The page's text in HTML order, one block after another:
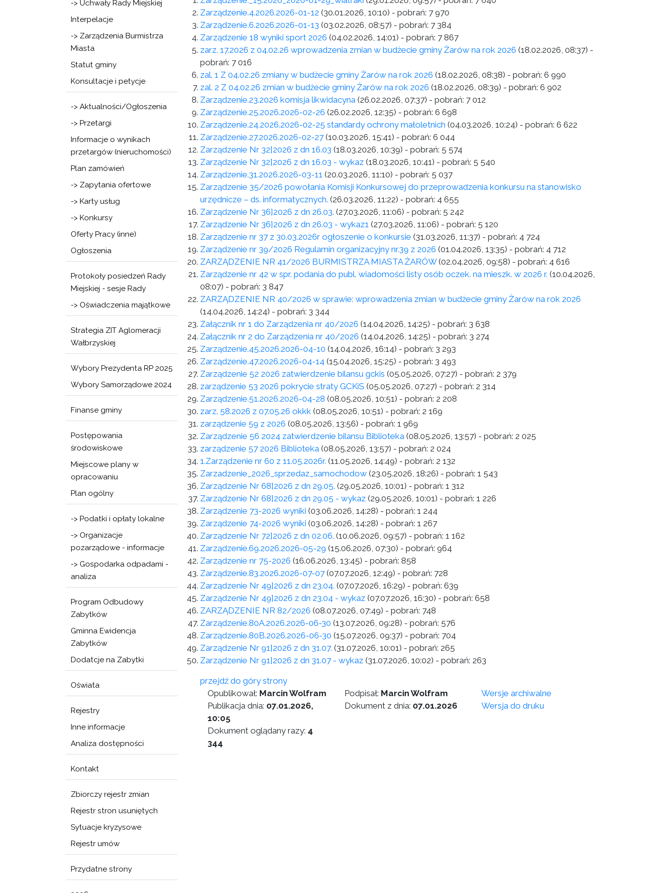
-> Uchwały Rady Miejskiej
Interpelacje
-> Zarządzenia Burmistrza
Miasta
Statut gminy
Konsultacje i petycje
-> Aktualności/Ogłoszenia
-> Przetargi
Informacje o wynikach
przetargów (nieruchomości)
Plan zamówień
-> Zapytania ofertowe
-> Karty usług
-> Konkursy
Oferty Pracy (inne)
Ogłoszenia
Protokoły posiedzeń Rady
Miejskiej - sesje Rady
-> Oświadczenia majątkowe
Strategia ZIT Aglomeracji
Wałbrzyskiej
Wybory Prezydenta RP 2025
Wybory Samorządowe 2024
Finanse gminy
Postępowania
środowiskowe
Miejscowe plany w
opracowaniu
Plan ogólny
-> Podatki i opłaty lokalne
-> Organizacje
pozarządowe - informacje
-> Gospodarka odpadami -
analiza
Program Odbudowy
Zabytków
Gminna Ewidencja
Zabytków
Dodatcje na Zabytki
Oświata
Rejestry
Inne informacje
Analiza dostępności
Kontakt
Zbiorczy rejestr zmian
Rejestr stron usuniętych
Sytuacje kryzysowe
Rejestr umów
Przydatne strony
Zarządzenie.4.2026.2026-01-12 (30.01.2026, 10:10) - pobrań: 7 970
Zarządzenie.6.2026.2026-01-13 (03.02.2026, 08:57) - pobrań: 7 384
Zarządzenie 18 wyniki sport 2026 (04.02.2026, 14:01) - pobrań: 7 867
zarz. 17.2026 z 04.02.26 wprowadzenia zmian w budżecie gminy Żarów na rok 2026 (18.02.2026, 08:37) -
pobrań: 7 016
zal. 1 Z 04.02.26 zmiany w budżecie gminy Żarów na rok 2026 (18.02.2026, 08:38) - pobrań: 6 990
zal. 2 Z 04.02.26 zmian w budżecie gminy Żarów na rok 2026 (18.02.2026, 08:39) - pobrań: 6 902
Zarządzenie.23.2026 komisja likwidacyna (26.02.2026, 07:37) - pobrań: 7 012
Zarządzenie.25.2026.2026-02-26 (26.02.2026, 12:35) - pobrań: 6 698
Zarządzenie.24.2026.2026-02-25 standardy ochrony małoletnich (04.03.2026, 10:24) - pobrań: 6 622
Zarządzenie.27.2026.2026-02-27 (10.03.2026, 15:41) - pobrań: 6 044
Zarządzenie Nr 32]2026 z dn 16.03 (18.03.2026, 10:39) - pobrań: 5 574
Zarządzenie Nr 32]2026 z dn 16.03 - wykaz (18.03.2026, 10:41) - pobrań: 5 540
Zarządzenie.31.2026.2026-03-11 (20.03.2026, 11:10) - pobrań: 5 037
Zarządzenie 35/2026 powołania Komisji Konkursowej do przeprowadzenia konkursu na stanowisko
urzędnicze – ds. informatycznych. (26.03.2026, 11:22) - pobrań: 4 655
Zarządzenie Nr 36]2026 z dn 26.03. (27.03.2026, 11:06) - pobrań: 5 242
Zarządzenie Nr 36]2026 z dn 26.03 - wykaz1 (27.03.2026, 11:06) - pobrań: 5 120
Zarządzenie nr 37 z 30.03.2026r ogłoszenie o konkursie (31.03.2026, 11:37) - pobrań: 4 724
Zarządzenie nr 39/2026 Regulamin organizacyjny nr.39 z 2026 (01.04.2026, 13:35) - pobrań: 4 712
ZARZĄDZENIE NR 41/2026 BURMISTRZA MIASTA ŻARÓW (02.04.2026, 09:58) - pobrań: 4 616
Zarządzenie nr 42 w spr. podania do publ. wiadomości listy osób oczek. na mieszk. w 2026 r. (10.04.2026,
08:07) - pobrań: 3 847
ZARZĄDZENIE NR 40/2026 w sprawie: wprowadzenia zmian w budżecie gminy Żarów na rok 2026
(14.04.2026, 14:24) - pobrań: 3 344
Załącznik nr 1 do Zarządzenia nr 40/2026 (14.04.2026, 14:25) - pobrań: 3 638
Załącznik nr 2 do Zarządzenia nr 40/2026 (14.04.2026, 14:25) - pobrań: 3 274
Zarządzenie.45.2026.2026-04-10 (14.04.2026, 16:14) - pobrań: 3 293
Zarządzenie.47.2026.2026-04-14 (15.04.2026, 15:25) - pobrań: 3 493
Zarządzenie 52 2026 zatwierdzenie bilansu gckis (05.05.2026, 07:27) - pobrań: 2 379
zarządzenie 53 2026 pokrycie straty GCKiS (05.05.2026, 07:27) - pobrań: 2 314
Zarządzenie.51.2026.2026-04-28 (08.05.2026, 10:51) - pobrań: 2 208
zarz. 58.2026 z 07.05.26 okkk (08.05.2026, 10:51) - pobrań: 2 169
zarządzenie 59 z 2026 (08.05.2026, 13:56) - pobrań: 1 969
Zarządzenie 56 2024 zatwierdzenie bilansu Biblioteka (08.05.2026, 13:57) - pobrań: 2 025
zarządzenie 57 2026 Biblioteka (08.05.2026, 13:57) - pobrań: 2 024
1.Zarządzenie nr 60 z 11.05.2026r. (11.05.2026, 14:49) - pobrań: 2 132
Zarzadzenie_2026_sprzedaz_samochodow (23.05.2026, 18:26) - pobrań: 1 543
Zarządzenie Nr 68]2026 z dn 29.05. (29.05.2026, 10:01) - pobrań: 1 312
Zarządzenie Nr 68]2026 z dn 29.05 - wykaz (29.05.2026, 10:01) - pobrań: 1 226
Zarządzenie 73-2026 wyniki (03.06.2026, 14:28) - pobrań: 1 244
Zarządzenie 74-2026 wyniki (03.06.2026, 14:28) - pobrań: 1 267
Zarządzenie Nr 72]2026 z dn 02.06. (10.06.2026, 09:57) - pobrań: 1 162
Zarządzenie.69.2026.2026-05-29 (15.06.2026, 07:30) - pobrań: 964
Zarządzenie nr 75-2026 (16.06.2026, 13:45) - pobrań: 858
Zarządzenie.83.2026.2026-07-07 (07.07.2026, 12:49) - pobrań: 728
Zarządzenie Nr 49]2026 z dn 23.04. (07.07.2026, 16:29) - pobrań: 639
Zarządzenie Nr 49]2026 z dn 23.04 - wykaz (07.07.2026, 16:30) - pobrań: 658
ZARZĄDZENIE NR 82/2026 (08.07.2026, 07:49) - pobrań: 748
Zarządzenie.80A.2026.2026-06-30 (13.07.2026, 09:28) - pobrań: 576
Zarządzenie.80B.2026.2026-06-30 (15.07.2026, 09:37) - pobrań: 704
Zarządzenie Nr 91]2026 z dn 31.07. (31.07.2026, 10:01) - pobrań: 265
Zarządzenie Nr 91]2026 z dn 31.07 - wykaz (31.07.2026, 10:02) - pobrań: 263
przejdź do góry strony
Opublikował: Marcin Wolfram
Publikacja dnia: 07.01.2026,
10:05
Dokument oglądany razy: 4
344
Podpisał: Marcin Wolfram
Dokument z dnia: 07.01.2026
Wersje archiwalne
Wersja do druku